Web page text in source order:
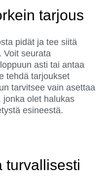
tarjous
pidät ja tee siitä
Voit seurata
asti tai antaa
tehdä tarjoukset
tarvitsee vain asettaa
jonka olet halukas
esineestä.
turvallisesti